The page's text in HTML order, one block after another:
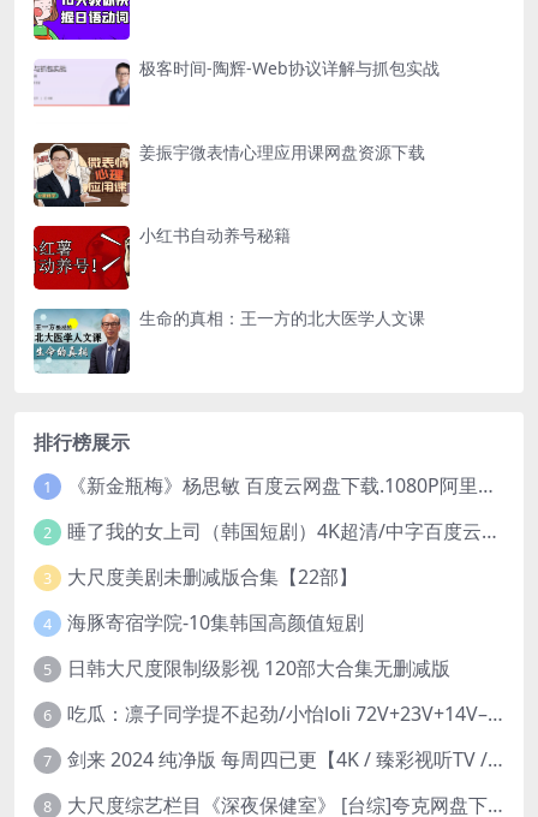
极客时间-陶辉-Web协议详解与抓包实战
姜振宇微表情心理应用课网盘资源下载
小红书自动养号秘籍
生命的真相：王一方的北大医学人文课
排行榜展示
1 《新金瓶梅》杨思敏 百度云网盘下载.1080P阿里下载.国语中字.(1996)
2 睡了我的女上司（韩国短剧）4K超清/中字百度云网盘下载
3 大尺度美剧未删减版合集【22部】
4 海豚寄宿学院-10集韩国高颜值短剧
5 日韩大尺度限制级影视 120部大合集无删减版
6 吃瓜：凛子同学提不起劲/小怡loli 72V+23V+14V–24.02GB】
7 剑来 2024 纯净版 每周四已更【4K / 臻彩视听TV / 杜比音】附电子书百度网盘下载
8 大尺度综艺栏目《深夜保健室》 [台综]夸克网盘下载